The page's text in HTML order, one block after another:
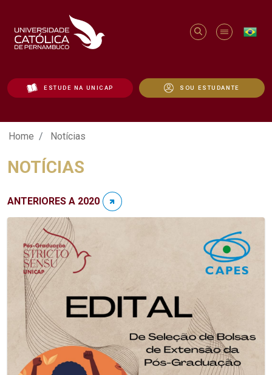
ESTUDE NA UNICAP SOU ESTUDANTE
Notícias - Unicap
Home Notícias
NOTÍCIAS
ANTERIORES A 2020